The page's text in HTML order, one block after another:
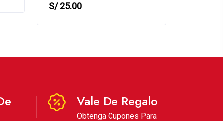
5
S/25.00
Vale De Regalo
Obtenga Cupones Para